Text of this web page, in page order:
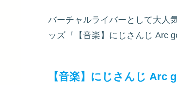
バーチャルライバーとして大人
ッズ『【音楽】にじさんじ Arc
【音楽】にじさんじ Arc